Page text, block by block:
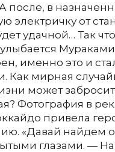
после, в
электричку от
удачной… Так
именно это и
Как мирная
может
Фотография в
привела
«Давай найдем
глазами. —